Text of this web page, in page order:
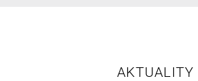
AKTUALITY